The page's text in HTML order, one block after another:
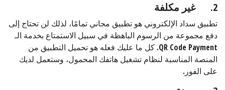
2. غير مكلفة
تطبيق سداد الإلكتروني هو تطبيق مجاني تمامًا، لذلك لن تحتاج إلى
دفع مجموعة من الرسوم الباهظة في سبيل الاستمتاع بخدمة الـ
QR Code Payment. كل ما عليك فعله هو تحميل التطبيق من
المنصة المناسبة لنظام تشغيل هاتفك المحمول، وستعمل لديك
على الفور.